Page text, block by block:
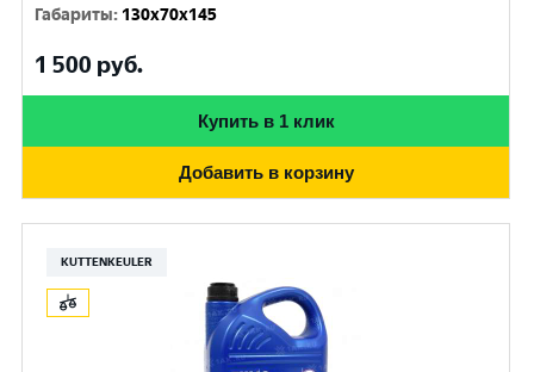
Габариты: 130x70x145
1 500 руб.
Купить в 1 клик
Добавить в корзину
KUTTENKEULER